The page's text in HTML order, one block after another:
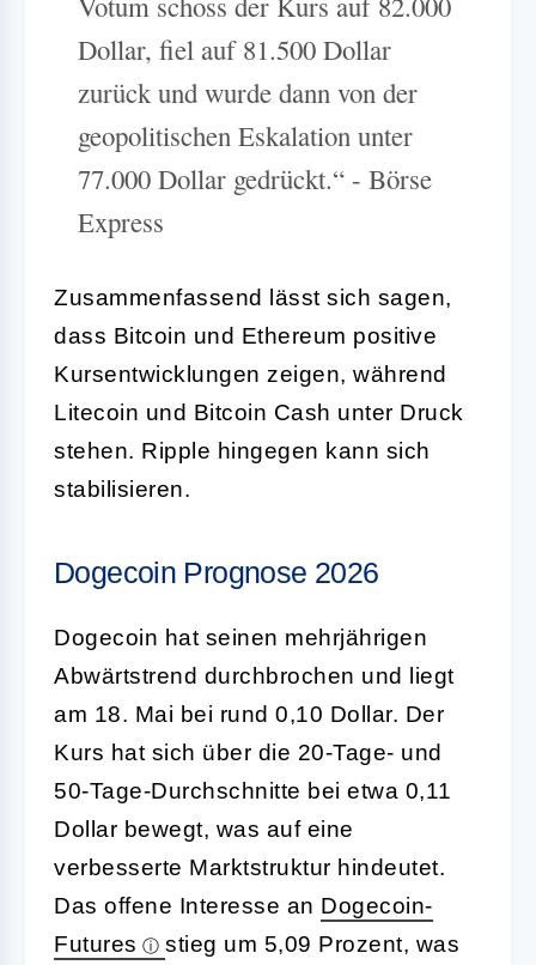
Dollar, fiel auf 81.500 Dollar
zurück und wurde dann von der
geopolitischen Eskalation unter
77.000 Dollar gedrückt.“ - Börse
Express
Zusammenfassend lässt sich sagen,
dass Bitcoin und Ethereum positive
Kursentwicklungen zeigen, während
Litecoin und Bitcoin Cash unter Druck
stehen. Ripple hingegen kann sich
stabilisieren.
Dogecoin Prognose 2026
Dogecoin hat seinen mehrjährigen
Abwärtstrend durchbrochen und liegt
am 18. Mai bei rund 0,10 Dollar. Der
Kurs hat sich über die 20-Tage- und
50-Tage-Durchschnitte bei etwa 0,11
Dollar bewegt, was auf eine
verbesserte Marktstruktur hindeutet.
Das offene Interesse an Dogecoin-
Futures
stieg um 5,09 Prozent, was